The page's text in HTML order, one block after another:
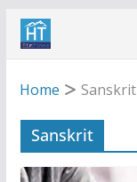
Skip
Home
Sanskrit
Sanskrit